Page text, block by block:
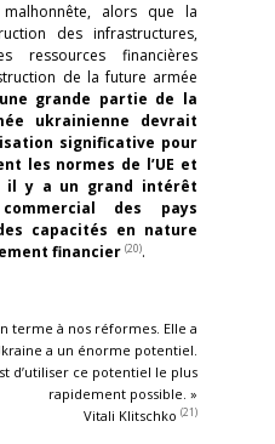
alors que la
des infrastructures,
ressources financières
de la future armée
grande partie de la
ukrainienne devrait
significative pour
les normes de l’UE et
il y a un grand intérêt
des pays
capacités en nature
financier (20).
terme à nos réformes. Elle a
a un énorme potentiel.
d’utiliser ce potentiel le plus
rapidement possible. »
Vitali Klitschko (21)